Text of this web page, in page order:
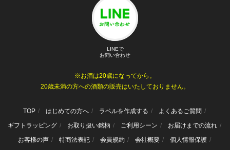
LINEで
お問い合わせ
※お酒は20歳になってから。
20歳未満の方への酒類の販売はいたしておりません。
TOP はじめての方へ ラベルを作成する
よくあるご質問
ギフトラッピング
お取り扱い銘柄 ご利用シーン
お届けまでの流れ
お客様の声
特商法表記 会員規約 会社概要
個人情報保護